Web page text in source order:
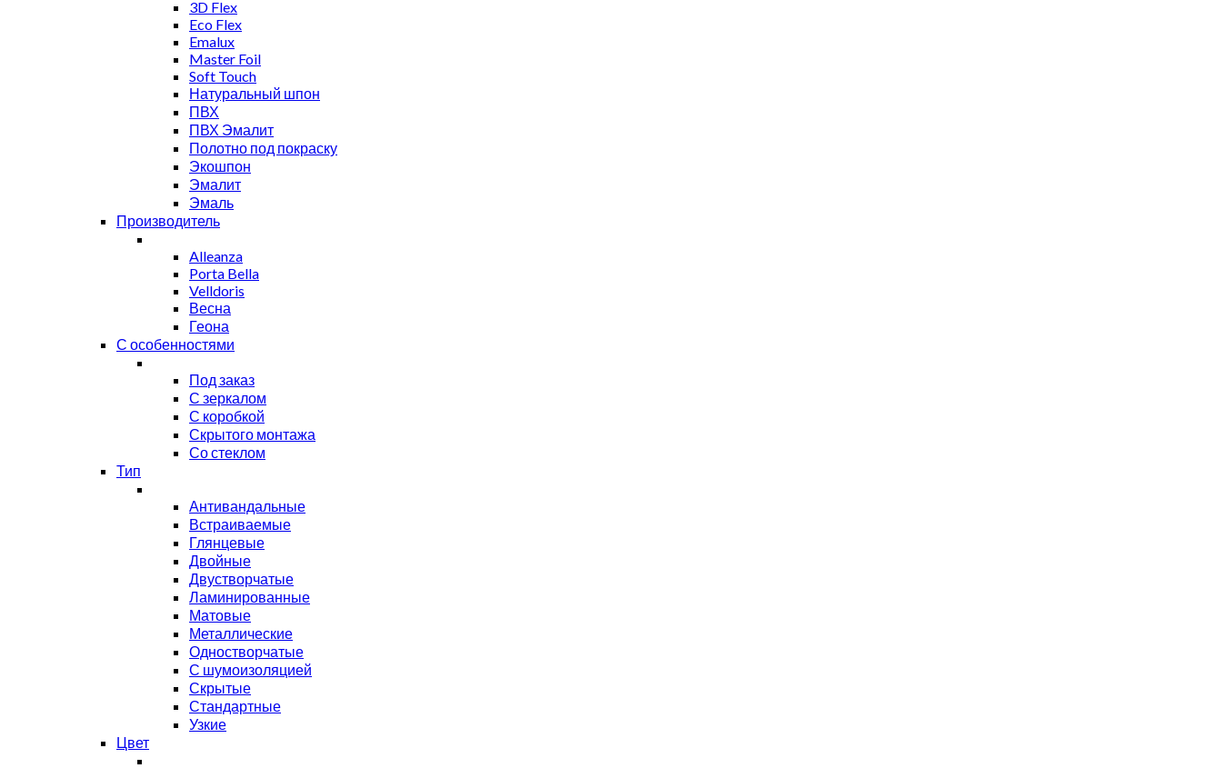
3D Flex
Eco Flex
Emalux
Master Foil
Soft Touch
Натуральный шпон
ПВХ
ПВХ Эмалит
Полотно под покраску
Экошпон
Эмалит
Эмаль
Производитель
Alleanza
Porta Bella
Velldoris
Весна
Геона
С особенностями
Под заказ
С зеркалом
С коробкой
Скрытого монтажа
Со стеклом
Тип
Антивандальные
Встраиваемые
Глянцевые
Двойные
Двустворчатые
Ламинированные
Матовые
Металлические
Одностворчатые
С шумоизоляцией
Скрытые
Стандартные
Узкие
Цвет